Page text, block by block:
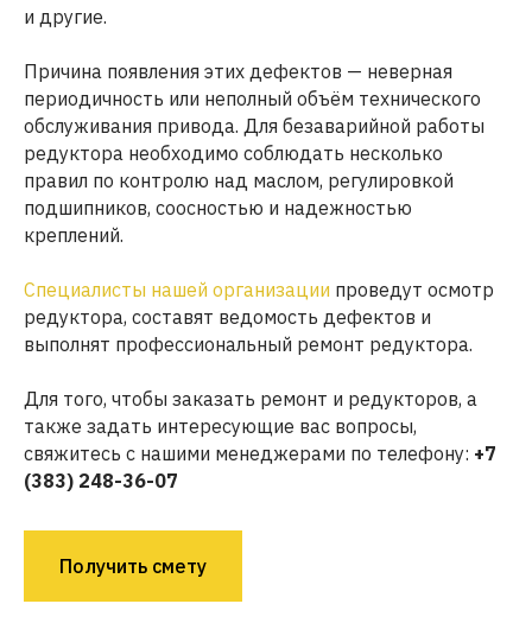
и другие.
Причина появления этих дефектов — неверная
периодичность или неполный объём технического
обслуживания привода. Для безаварийной работы
редуктора необходимо соблюдать несколько
правил по контролю над маслом, регулировкой
подшипников, соосностью и надежностью
креплений.
Специалисты нашей организации проведут осмотр
редуктора, составят ведомость дефектов и
выполнят профессиональный ремонт редуктора.
Для того, чтобы заказать ремонт и редукторов, а
также задать интересующие вас вопросы,
свяжитесь с нашими менеджерами по телефону: +7
(383) 248-36-07
Получить смету